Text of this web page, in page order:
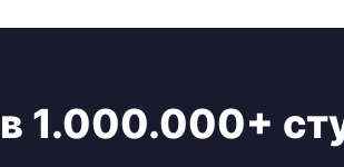
1.000.000+